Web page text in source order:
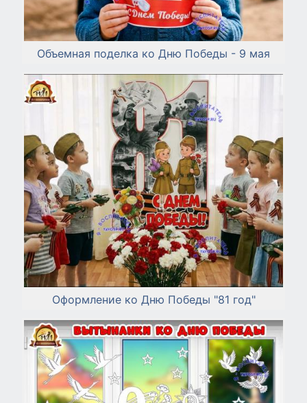
Объемная поделка ко Дню Победы - 9 мая
Оформление ко Дню Победы "81 год"